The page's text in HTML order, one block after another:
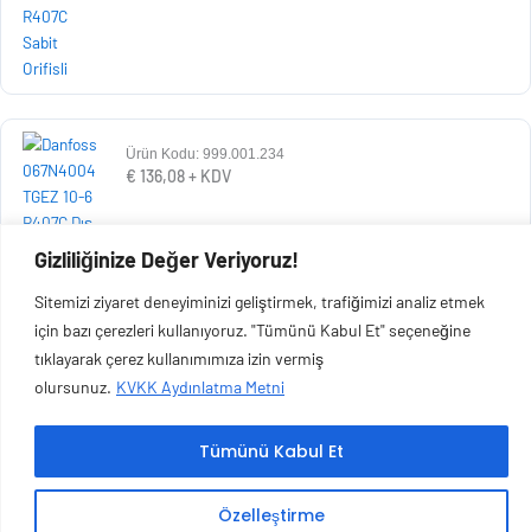
Gizliliğinize Değer Veriyoruz!
Sitemizi ziyaret deneyiminizi geliştirmek, trafiğimizi analiz etmek
için bazı çerezleri kullanıyoruz. "Tümünü Kabul Et" seçeneğine
tıklayarak çerez kullanımımıza izin vermiş
olursunuz. KVKK Aydınlatma Metni
Özelleştirme
Tümünü Kabul Et
Ürün Kodu: 999.001.234
€ 136,08+ KDV
Copyright © 2026 Esen Isıtma Soğutma İnşaat Ltd Şti | Tüm Hakları Saklıdır.